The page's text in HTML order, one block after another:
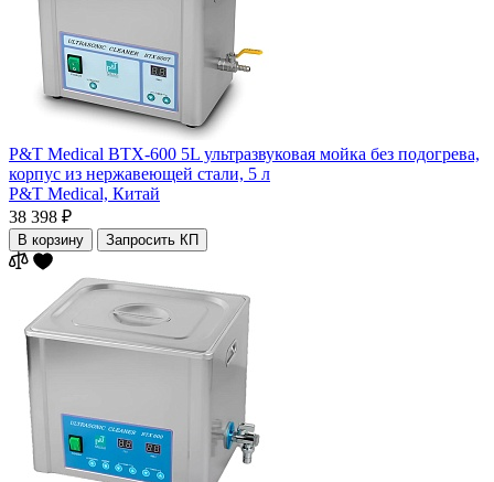
P&T Medical BTX-600 5L ультразвуковая мойка без подогрева,
корпус из нержавеющей стали, 5 л
P&T Medical, Китай
38 398 ₽
В корзину Запросить КП